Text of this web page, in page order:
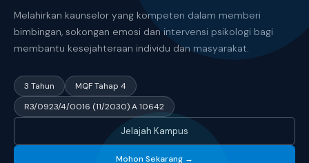
Melahirkan kaunselor yang kompeten dalam memberi
bimbingan, sokongan emosi dan intervensi psikologi bagi
membantu kesejahteraan individu dan masyarakat.
3 Tahun
MQF Tahap 4
R3/0923/4/0016 (11/2030) A 10642
Jelajah Kampus
Mohon Sekarang →